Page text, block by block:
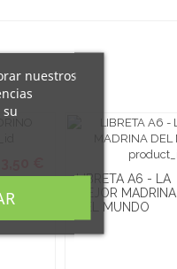
LIBRETA A6 - LA
MEJOR MADRINA
DEL MUNDO
nuestros